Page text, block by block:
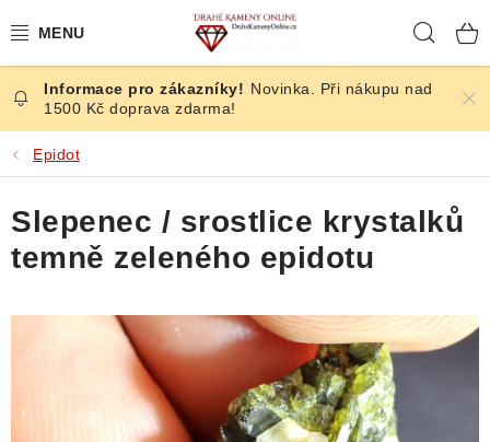
na
ČESKÉ KAMENY
ŠPERKY
KAMENY ZE SVĚTA
BROUŠENÉ
SLEVY
Novinka. Při nákupu nad
1500 Kč doprava zdarma!
Epidot
Slepenec / srostlice krystalků
temně zeleného epidotu